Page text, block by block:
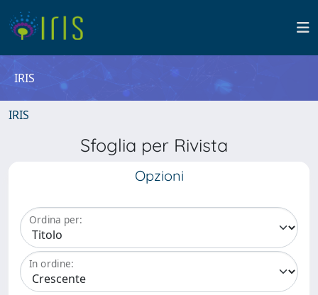
IRIS
IRIS
Sfoglia per Rivista
Opzioni
Ordina per:
In ordine: